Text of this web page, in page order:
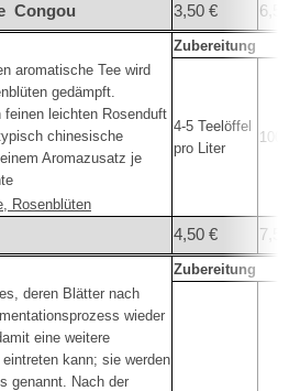
Congou 3,50 €
Zubereitung
aromatische Tee wird
gedämpft.
feinen leichten Rosenduft
chinesische
Aromazusatz je
4-5 Teelöffel
pro Liter
Rosenblüten
4,50 €
Zubereitung
deren Blätter nach
wieder
eine weitere
kann; sie werden
genannt. Nach der